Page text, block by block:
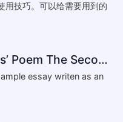
用技巧。可以给需要用到的
UK Essay:How Does Yeats’ Poem The Second Coming Reflect the
essay writen as an